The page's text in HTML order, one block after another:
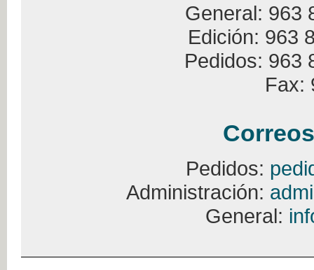
General: 963
Edición: 963
Pedidos: 963
Fax:
Pedidos:
Administración:
General: